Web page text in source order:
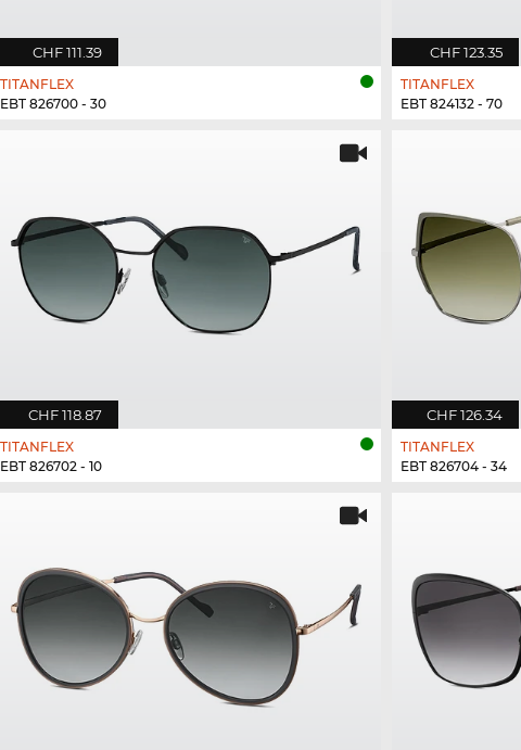
CHF 111.39
TITANFLEX
EBT 826700 - 30
CHF 123.35
TITANFLEX
EBT 824132 - 70
CHF 118.87
TITANFLEX
EBT 826702 - 10
CHF 126.34
TITANFLEX
EBT 826704 - 34